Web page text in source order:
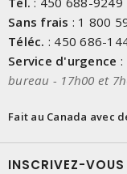
Sans frais : 1 800
Téléc. : 450 686-
Service d'urgence :
bureau - 17h00 et
Fait au Canada avec
INSCRIVEZ-